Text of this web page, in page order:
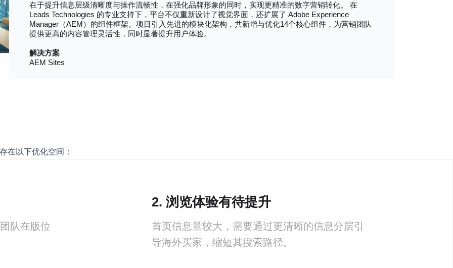
在于提升信息层级清晰度与操作流畅性，在强化品牌形象的同时，实现更精准的数字营销转化。 在
Leads Technologies 的专业支持下，平台不仅重新设计了视觉界面，还扩展了 Adobe Experience
Manager（AEM）的组件框架。项目引入先进的模块化架构，共新增与优化14个核心组件，为营销团队
提供更高的内容管理灵活性，同时显著提升用户体验。
解决方案
AEM Sites
在以下优化空间：
队在版位
2. 浏览体验有待提升
首页信息量较大，需要通过更清晰的信息分层引
导海外买家，缩短其搜索路径。